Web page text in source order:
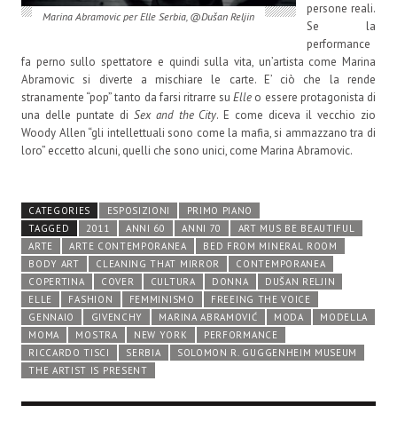
Marina Abramovic per Elle Serbia, @Dušan Reljin
persone reali.
Se la
performance
fa perno sullo spettatore e quindi sulla vita, un’artista come Marina
Abramovic si diverte a mischiare le carte. E’ ciò che la rende
stranamente “pop” tanto da farsi ritrarre suElle o essere protagonista di
una delle puntate di Sex and the City. E come diceva il vecchio zio
Woody Allen “gli intellettuali sono come la mafia, si ammazzano tra di
loro” eccetto alcuni, quelli che sono unici, come Marina Abramovic.
CATEGORIES ESPOSIZIONI
PRIMO PIANO
TAGGED
2011 ANNI 60 ANNI 70
ART MUS BE BEAUTIFUL
ARTE
ARTE CONTEMPORANEA
BED FROM MINERAL ROOM
BODY ART
CLEANING THAT MIRROR
CONTEMPORANEA
COPERTINA
COVER CULTURA DONNA
DUŠAN RELJIN
ELLE
FASHION FEMMINISMO
FREEING THE VOICE
GENNAIO
GIVENCHY MARINA ABRAMOVIĆ MODA
MODELLA
MOMA
MOSTRA NEW YORK
PERFORMANCE
RICCARDO TISCI
SERBIA
SOLOMON R. GUGGENHEIM MUSEUM
THE ARTIST IS PRESENT